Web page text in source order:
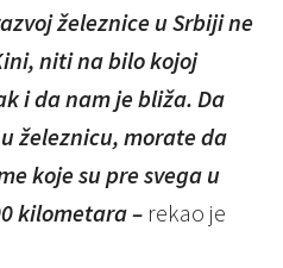
železnice u Srbiji ne
niti na bilo kojoj
i da nam je bliža. Da
železnicu, morate da
koje su pre svega u
kilometara – rekao je